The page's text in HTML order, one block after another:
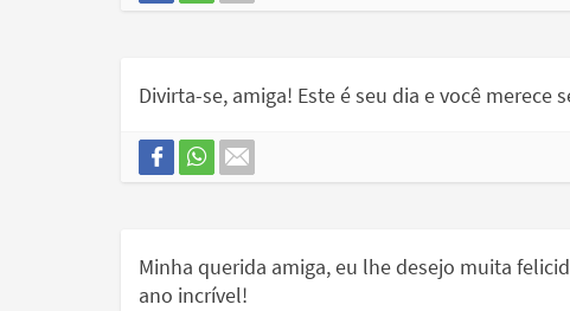
Divirta-se, amiga! Este é seu dia e você merece
Minha querida amiga, eu lhe desejo muita
ano incrível!